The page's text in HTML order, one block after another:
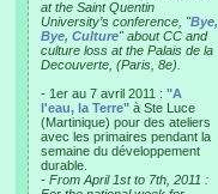
at the Saint Quentin
University’s conference, "Bye,
Bye, Culture" about CC and
culture loss at the Palais de la
Decouverte, (Paris, 8e).
- 1er au 7 avril 2011 : "A
l'eau, la Terre" à Ste Luce
(Martinique) pour des ateliers
avec les primaires pendant la
semaine du développement
durable.
- From April 1st to 7th, 2011 :